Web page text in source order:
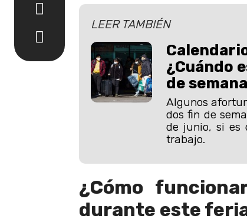
LEER TAMBIÉN
¿Cuándo
de
Algunos
dos fin de
de junio, si es
trabajo.
¿Cómo
durante este